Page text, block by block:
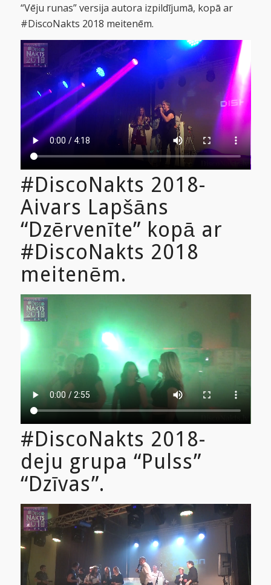
“Vēju runas” versija autora izpildījumā, kopā ar
#DiscoNakts 2018 meitenēm.
#DiscoNakts 2018-
Aivars Lapšāns
“Dzērvenīte” kopā ar
#DiscoNakts 2018
meitenēm.
#DiscoNakts 2018-
deju grupa “Pulss”
“Dzīvas”.